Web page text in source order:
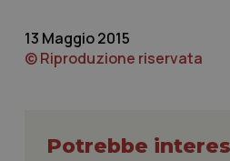
13 Maggio 2015
© Riproduzione riservata
Potrebbe